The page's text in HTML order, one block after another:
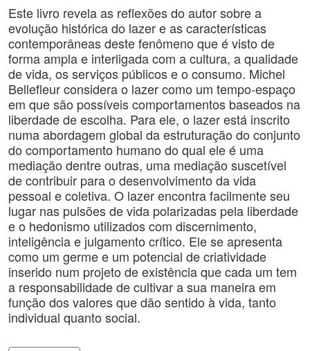
Este livro revela as reflexões do autor sobre a
evolução histórica do lazer e as características
contemporâneas deste fenômeno que é visto de
forma ampla e interligada com a cultura, a qualidade
de vida, os serviços públicos e o consumo. Michel
Bellefleur considera o lazer como um tempo-espaço
em que são possíveis comportamentos baseados na
liberdade de escolha. Para ele, o lazer está inscrito
numa abordagem global da estruturação do conjunto
do comportamento humano do qual ele é uma
mediação dentre outras, uma mediação suscetível
de contribuir para o desenvolvimento da vida
pessoal e coletiva. O lazer encontra facilmente seu
lugar nas pulsões de vida polarizadas pela liberdade
e o hedonismo utilizados com discernimento,
inteligência e julgamento crítico. Ele se apresenta
como um germe e um potencial de criatividade
inserido num projeto de existência que cada um tem
a responsabilidade de cultivar a sua maneira em
função dos valores que dão sentido à vida, tanto
individual quanto social.